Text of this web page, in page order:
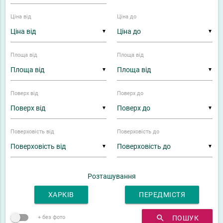
▼
Ціна від
▼
Ціна до
▼
Площа від
▼
Площа від
▼
Поверх від
▼
Поверх до
▼
Поверховість від
▼
Поверховість до
Розташування
ХАРКІВ ПЕРЕДМІСТЯ
+ без фото search ПОШУК